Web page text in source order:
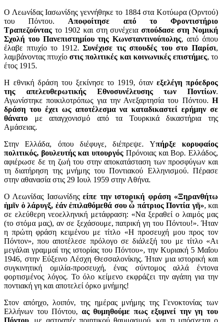
Ο Λεωνίδας Ιασωνίδης γεννήθηκε το 1884 στα Κοτύωρα (Ορντού)
του Πόντου. Αποφοίτησε από το Φροντιστήριο
Τραπεζούντας το 1902 και στη συνέχεια σπούδασε στη Νομική
Σχολή του Πανεπιστημίου της Κωνσταντινούπολης, από όπου
έλαβε πτυχίο το 1912.Συνέχισε τις σπουδές του στο Παρίσι,
λαμβάνοντας πτυχίοστις πολιτικές και κοινωνικές επιστήμες, το
έτος 1915.
Η εθνική δράση του ξεκίνησε το 1919, ότανεξελέγη πρόεδρος
της απελευθερωτικής Εθνοσυνέλευσης των Ποντίων.
Αγωνίστηκε ποικιλοτρόπως για την Ανεξαρτησία του Πόντου. Η
δράση του έχει ως αποτέλεσμα να καταδικαστεί ερήμην σε
θάνατο με απαγχονισμό από τα Τουρκικά δικαστήρια της
Αμάσειας.
Στην Ελλάδα, όπου διέφυγε, διέπρεψε. Υπήρξε κορυφαίος
πολιτικός, βουλευτής και υπουργός Πρόνοιας και Βορ. Ελλάδος,
αφιέρωσε δε τη ζωή του στην αποκατάσταση των προσφύγων και
τη διατήρηση της μνήμης του Ποντιακού Ελληνισμού. Πέρασε
στην αθανασία στις 29 Ιουλ 1959 στην Αθήνα.
Ο Λεωνίδας Ιασωνίδηςείπε την ιστορική φράση «Ξηρανθήτω
ἡμῖν ὁ λάρυγξ, ἐάν ἐπιλαθόμεθά σου ὦ πάτριος Ποντία γῆ», και
σε ελεύθερη νεοελληνική μετάφραση: «Να ξεραθεί ο λαιμός μας
(το στόμα μας), αν σε ξεχάσουμε, πατρική γη του Πόντου!». Ήταν
η πρώτη φράση κειμένου με τίτλο «Η προσευχή μου προς τον
Πόντον», που αποτέλεσε πρόλογο σε διάλεξή του με τίτλο «Αι
μεγάλαι γραμμαί της ιστορίας του Πόντου», την Κυριακή 5 Μαΐου
1946, στην Εύξεινο Λέσχη Θεσσαλονίκης. Ήταν μια ιστορική και
συγκινητική ομιλία-προσευχή, ένας σύντομος αλλά έντονα
φορτισμένος λόγος. Το όλο κείμενο εκφράζει την αγάπη για την
ποντιακή γη και αποτελεί όρκο μνήμης!
Στον απόηχο, λοιπόν, της ημέρας μνήμης της Γενοκτονίας των
Ελλήνων του Πόντου, ας θυμηθούμε πως εξυμνεί την γη του
Πόντου, με αστραπές ποιητικού θαυμασμού, και τι υπόσχεται ο